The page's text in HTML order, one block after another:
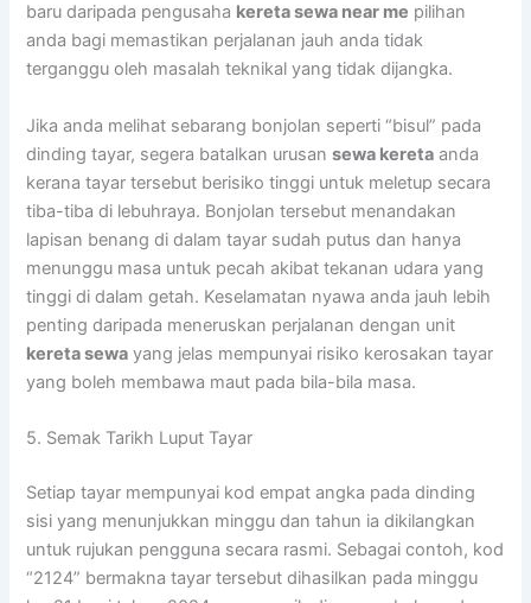
baru daripada pengusaha kereta sewa near me pilihan
anda bagi memastikan perjalanan jauh anda tidak
terganggu oleh masalah teknikal yang tidak dijangka.
Jika anda melihat sebarang bonjolan seperti “bisul” pada
dinding tayar, segera batalkan urusansewa kereta anda
kerana tayar tersebut berisiko tinggi untuk meletup secara
tiba-tiba di lebuhraya. Bonjolan tersebut menandakan
lapisan benang di dalam tayar sudah putus dan hanya
menunggu masa untuk pecah akibat tekanan udara yang
tinggi di dalam getah. Keselamatan nyawa anda jauh lebih
penting daripada meneruskan perjalanan dengan unit
kereta sewa yang jelas mempunyai risiko kerosakan tayar
yang boleh membawa maut pada bila-bila masa.
5. Semak Tarikh Luput Tayar
Setiap tayar mempunyai kod empat angka pada dinding
sisi yang menunjukkan minggu dan tahun ia dikilangkan
untuk rujukan pengguna secara rasmi. Sebagai contoh, kod
“2124” bermakna tayar tersebut dihasilkan pada minggu